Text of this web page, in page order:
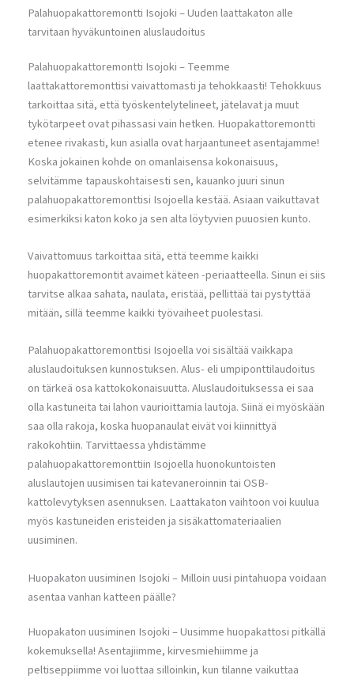
Palahuopakattoremontti Isojoki – Uuden laattakaton alle
tarvitaan hyväkuntoinen aluslaudoitus
Palahuopakattoremontti Isojoki – Teemme
laattakattoremonttisi vaivattomasti ja tehokkaasti! Tehokkuus
tarkoittaa sitä, että työskentelytelineet, jätelavat ja muut
tykötarpeet ovat pihassasi vain hetken. Huopakattoremontti
etenee rivakasti, kun asialla ovat harjaantuneet asentajamme!
Koska jokainen kohde on omanlaisensa kokonaisuus,
selvitämme tapauskohtaisesti sen, kauanko juuri sinun
palahuopakattoremonttisi Isojoella kestää. Asiaan vaikuttavat
esimerkiksi katon koko ja sen alta löytyvien puuosien kunto.
Vaivattomuus tarkoittaa sitä, että teemme kaikki
huopakattoremontit avaimet käteen -periaatteella. Sinun ei siis
tarvitse alkaa sahata, naulata, eristää, pellittää tai pystyttää
mitään, sillä teemme kaikki työvaiheet puolestasi.
Palahuopakattoremonttisi Isojoella voi sisältää vaikkapa
aluslaudoituksen kunnostuksen. Alus- eli umpiponttilaudoitus
on tärkeä osa kattokokonaisuutta. Aluslaudoituksessa ei saa
olla kastuneita tai lahon vaurioittamia lautoja. Siinä ei myöskään
saa olla rakoja, koska huopanaulat eivät voi kiinnittyä
rakokohtiin. Tarvittaessa yhdistämme
palahuopakattoremonttiin Isojoella huonokuntoisten
aluslautojen uusimisen tai katevaneroinnin tai OSB-
kattolevytyksen asennuksen. Laattakaton vaihtoon voi kuulua
myös kastuneiden eristeiden ja sisäkattomateriaalien
uusiminen.
Huopakaton uusiminen Isojoki – Milloin uusi pintahuopa voidaan
asentaa vanhan katteen päälle?
Huopakaton uusiminen Isojoki – Uusimme huopakattosi pitkällä
kokemuksella! Asentajiimme, kirvesmiehiimme ja
peltiseppiimme voi luottaa silloinkin, kun tilanne vaikuttaa